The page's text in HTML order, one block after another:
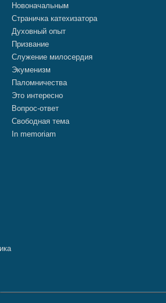
Новоначальным
Страничка катехизатора
Духовный опыт
Призвание
Служение милосердия
Экуменизм
Паломничества
Это интересно
Вопрос-ответ
Свободная тема
In memoriam